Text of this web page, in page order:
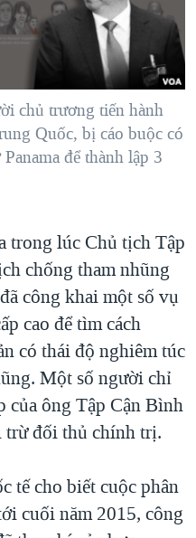
chủ trương tiến hành
Quốc, bị cáo buộc có
để thành lập 3
trong lúc Chủ tịch Tập
chống tham nhũng
công khai một số vụ
cao để tìm cách
có thái độ nghiêm túc
Một số người chỉ
của ông Tập Cận Bình
trừ đối thủ chính trị.
tế cho biết cuộc phân
cuối năm 2015, công